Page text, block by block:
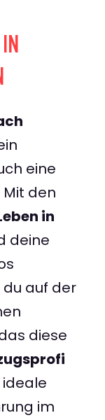
eine
den
in
deine
auf der
diese
im